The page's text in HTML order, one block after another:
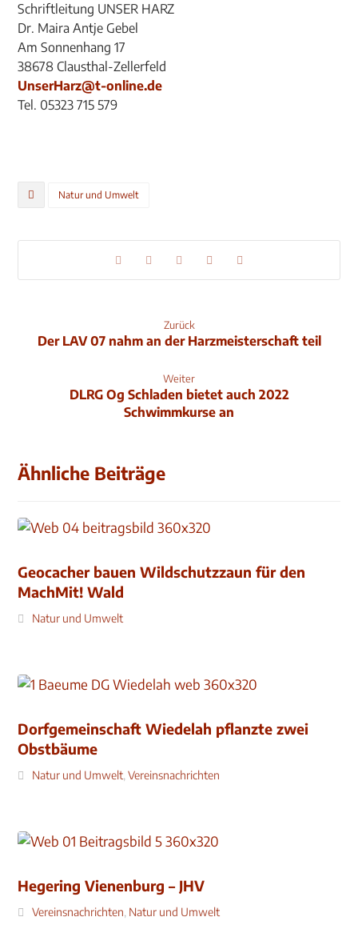
Schriftleitung UNSER HARZ
Dr. Maira Antje Gebel
Am Sonnenhang 17
38678 Clausthal-Zellerfeld
UnserHarz@t-online.de
Tel. 05323 715 579
Natur und Umwelt
Zurück
Der LAV 07 nahm an der Harzmeisterschaft teil
Weiter
DLRG Og Schladen bietet auch 2022
Schwimmkurse an
Ähnliche Beiträge
Geocacher bauen Wildschutzzaun für den
MachMit! Wald
Natur und Umwelt
Dorfgemeinschaft Wiedelah pflanzte zwei
Obstbäume
Natur und Umwelt,Vereinsnachrichten
Hegering Vienenburg – JHV
Vereinsnachrichten, Natur und Umwelt